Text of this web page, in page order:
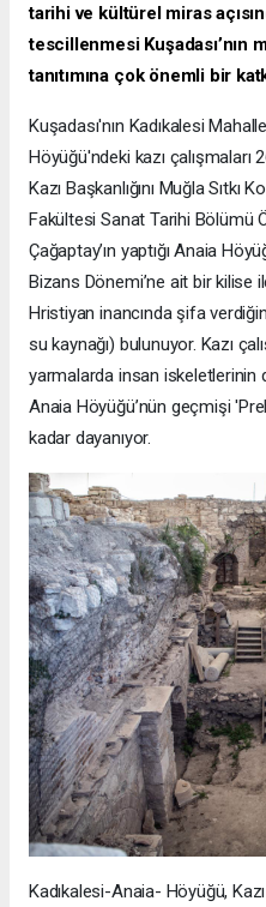
tarihi ve kültürel miras
tescillenmesi Kuşadası’nın
tanıtımına çok önemli bir
Kuşadası'nın Kadıkalesi
Höyüğü'ndeki kazı çalışmaları
Kazı Başkanlığını Muğla
Fakültesi Sanat Tarihi Bölümü
Çağaptay’ın yaptığı Anaia
Bizans Dönemi’ne ait bir kilise
Hristiyan inancında şifa
su kaynağı) bulunuyor. Kazı
yarmalarda insan iskeletlerinin
Anaia Höyüğü’nün geçmişi
kadar dayanıyor.
Kadıkalesi-Anaia- Höyüğü,